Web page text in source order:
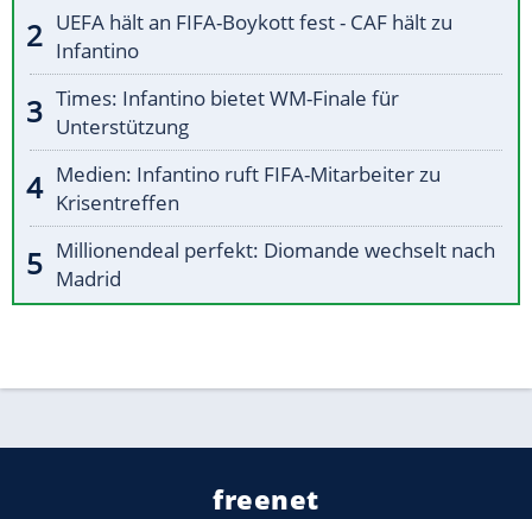
UEFA hält an FIFA-Boykott fest - CAF hält zu
Infantino
Times: Infantino bietet WM-Finale für
Unterstützung
Medien: Infantino ruft FIFA-Mitarbeiter zu
Krisentreffen
Millionendeal perfekt: Diomande wechselt nach
Madrid
freenet